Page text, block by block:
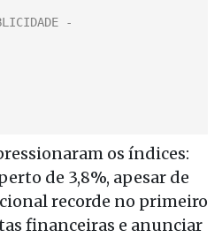
os índices:
de 3,8%, apesar de
recorde no primeiro
financeiras e anunciar